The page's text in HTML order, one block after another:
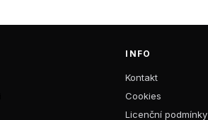
INFO
Kontakt
Cookies
Licenční podmínky